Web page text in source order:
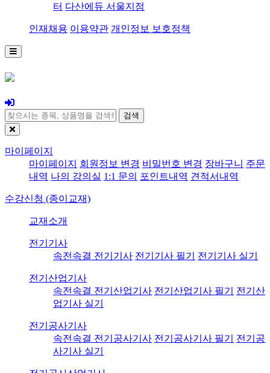
터 다산에듀 서울지점
인재채용 이용약관 개인정보 보호정책
검색
마이페이지
마이페이지
회원정보 변경 비밀번호 변경 장바구니 주문
내역 나의 강의실 1:1 문의 포인트내역 견적서내역
수강신청 (종이교재)
교재소개
전기기사
속전속결 전기기사 전기기사 필기 전기기사 실기
전기산업기사
속전속결 전기산업기사 전기산업기사 필기
전기산
업기사 실기
전기공사기사
속전속결 전기공사기사 전기공사기사 필기
전기공
사기사 실기